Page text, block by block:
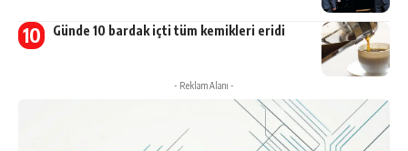
Günde 10 bardak içti tüm kemikleri eridi
- Reklam Alanı -